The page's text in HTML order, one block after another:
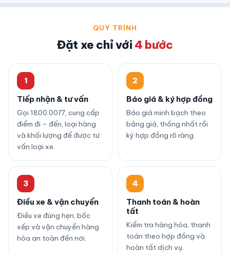
QUY TRÌNH
Đặt xe chỉ với 4 bước
1
Tiếp nhận & tư vấn
Gọi 1800.0077, cung cấp
điểm đi – đến, loại hàng
và khối lượng để được tư
vấn loại xe.
2
Báo giá & ký hợp đồng
Báo giá minh bạch theo
bảng giá, thống nhất rồi
ký hợp đồng rõ ràng.
3
Điều xe & vận chuyển
Điều xe đúng hẹn, bốc
xếp và vận chuyển hàng
hóa an toàn đến nơi.
4
Thanh toán & hoàn
tất
Kiểm tra hàng hóa, thanh
toán theo hợp đồng và
hoàn tất dịch vụ.